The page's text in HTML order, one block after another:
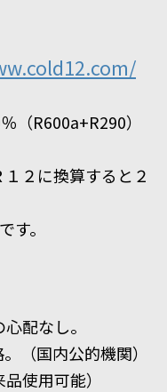
（R600a+R290）
２に換算すると２
。
配なし。
（国内公的機関）
使用可能）